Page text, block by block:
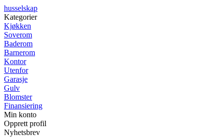
husselskap
Kategorier
Kjøkken
Soverom
Baderom
Barnerom
Kontor
Utenfor
Garasje
Gulv
Blomster
Finansiering
Min konto
Opprett profil
Nyhetsbrev